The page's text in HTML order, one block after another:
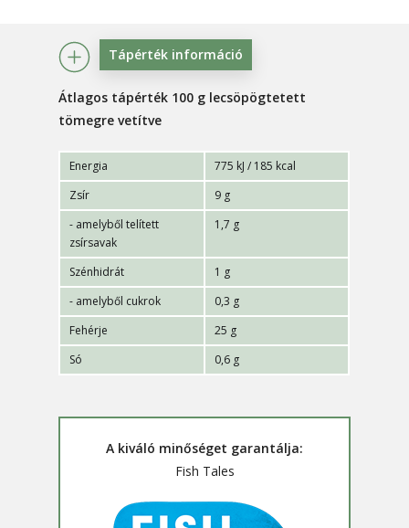
Tápérték információ
Átlagos tápérték 100 g lecsöpögtetett
tömegre vetítve
Energia
775 kJ / 185 kcal
Zsír
9 g
- amelyből telített
zsírsavak
1,7 g
Szénhidrát
1 g
- amelyből cukrok
0,3 g
Fehérje
25 g
Só
0,6 g
A kiváló minőséget garantálja:
Fish Tales